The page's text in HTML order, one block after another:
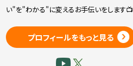
い"を"わかる"に変えるお手伝いをします📺
プロフィールをもっと見る